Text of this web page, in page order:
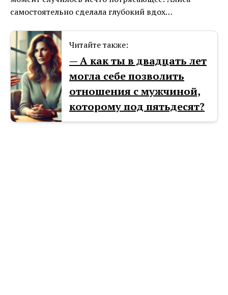
самостоятельно сделала глубокий вдох…
Читайте также:
— А как ты в двадцать лет
могла себе позволить
отношения с мужчиной,
которому под пятьдесят?